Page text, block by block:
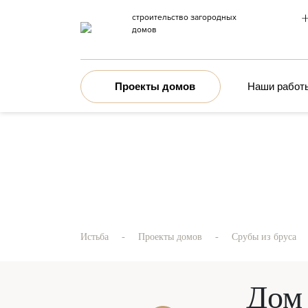
строительство загородных
домов
Проекты домов Наши
Истьба - Проекты домов - Срубы из бруса
Дом